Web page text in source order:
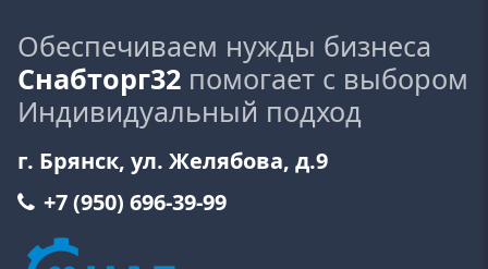
Обеспечиваем нужды бизнеса
Снабторг32 помогает с выбором
Индивидуальный подход
г. Брянск, ул. Желябова, д.9
+7 (950) 696-39-99